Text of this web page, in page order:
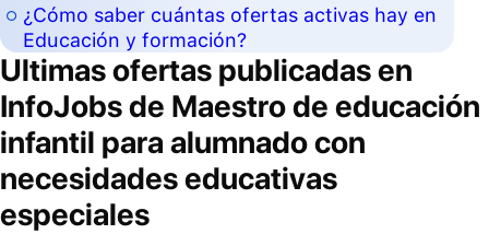
¿Cómo saber cuántas ofertas activas hay en
Educación y formación?
Ultimas ofertas publicadas en
InfoJobs de Maestro de educación
infantil para alumnado con
necesidades educativas
especiales